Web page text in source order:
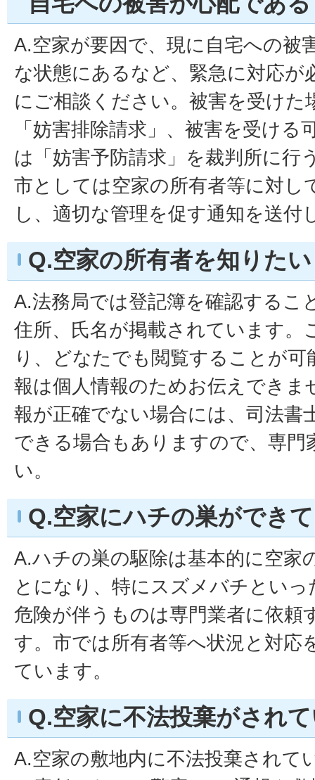
A.空家が要因で、現に自宅への被
な状態にあるなど、緊急に対応が
にご相談ください。被害を受けた
「妨害排除請求」、被害を受ける
は「妨害予防請求」を裁判所に行
市としては空家の所有者等に対し
し、適切な管理を促す通知を送付
Q.空家の所有者を知りたい
A.法務局では登記簿を確認するこ
住所、氏名が掲載されています。
り、どなたでも閲覧することが可
報は個人情報のためお伝えできま
報が正確でない場合には、司法書
できる場合もありますので、専門
い。
Q.空家にハチの巣ができ
A.ハチの巣の駆除は基本的に空家
とになり、特にスズメバチとい
危険が伴うものは専門業者に依頼
す。市では所有者等へ状況と対応
ています。
Q.空家に不法投棄がされ
A.空家の敷地内に不法投棄されて